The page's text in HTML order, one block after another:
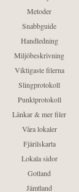
Metoder
Snabbguide
Handledning
Miljöbeskrivning
Viktigaste filerna
Slingprotokoll
Punktprotokoll
Länkar & mer filer
Våra lokaler
Fjärilskarta
Lokala sidor
Gotland
Jämtland